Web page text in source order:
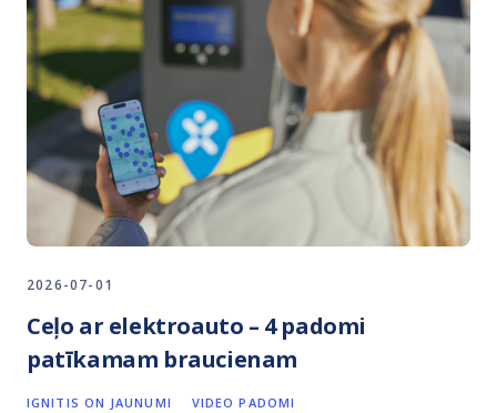
2026-07-01
Ceļo ar elektroauto – 4 padomi
patīkamam braucienam
IGNITIS ON JAUNUMI VIDEO PADOMI